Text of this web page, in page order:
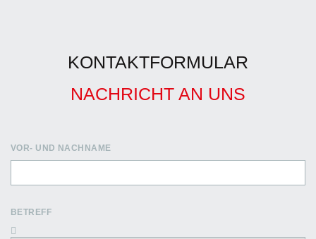
KONTAKTFORMULAR
NACHRICHT AN UNS
VOR- UND NACHNAME
BETREFF